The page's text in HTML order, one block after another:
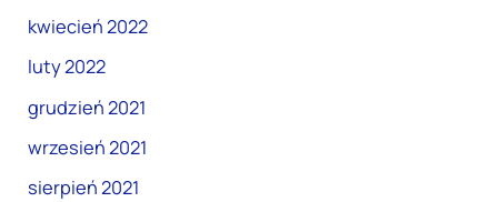
kwiecień 2022
luty 2022
grudzień 2021
wrzesień 2021
sierpień 2021